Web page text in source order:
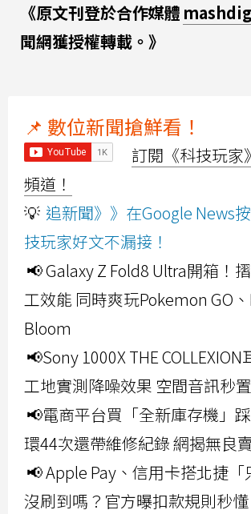
《原文刊登於合作媒體
聞網獲授權轉載。》
📌 數位新聞搶鮮看！
訂閱《科技玩家
頻道！
💡 追新聞》》在Google News
技玩家好文不漏接！
📢 Galaxy Z Fold8 Ultra開箱！
工效能 同時爽玩Pokemon GO
Bloom
📢Sony 1000X THE COLLEXION
工地實測降噪效果 空間音訊秒
📢電商平台買「全新庫存機」
環44次還帶維修紀錄 網揭無良
📢 Apple Pay、信用卡搭北捷
沒刷到嗎？官方曝扣款規則秒懂